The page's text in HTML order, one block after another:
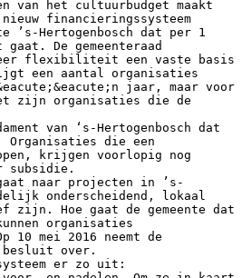
het cultuurbudget maakt
financieringssysteem
’s-Hertogenbosch dat per 1
De gemeenteraad
flexibiliteit een vaste basis
een aantal organisaties
jaar, maar voor
zijn organisaties die de
van ‘s-Hertogenbosch dat
Organisaties die een
krijgen voorlopig nog
subsidie.
naar projecten in ’s-
onderscheidend, lokaal
Hoe gaat de gemeente dat
organisaties
10 mei 2016 neemt de
besluit over.
er zo uit: